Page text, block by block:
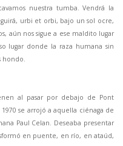
nuestra tumba. Vendrá la
urbi et orbi, bajo un sol ocre,
aún nos sigue a ese maldito lugar
lugar donde la raza humana sin
hondo.
al pasar por debajo de Pont
se arrojó a aquella ciénaga de
Paul Celan. Deseaba presentar
en puente, en río, en ataúd,